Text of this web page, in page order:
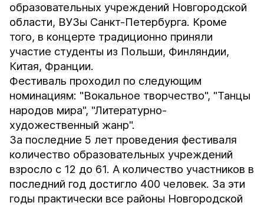
образовательных учреждений Новгородской
области, ВУЗы Санкт-Петербурга. Кроме
того, в концерте традиционно приняли
участие студенты из Польши, Финляндии,
Китая, Франции.
Фестиваль проходил по следующим
номинациям: "Вокальное творчество", "Танцы
народов мира", "Литературно-
художественный жанр".
За последние 5 лет проведения фестиваля
количество образовательных учреждений
взросло с 12 до 61. А количество участников в
последний год достигло 400 человек. За эти
годы практически все районы Новгородской